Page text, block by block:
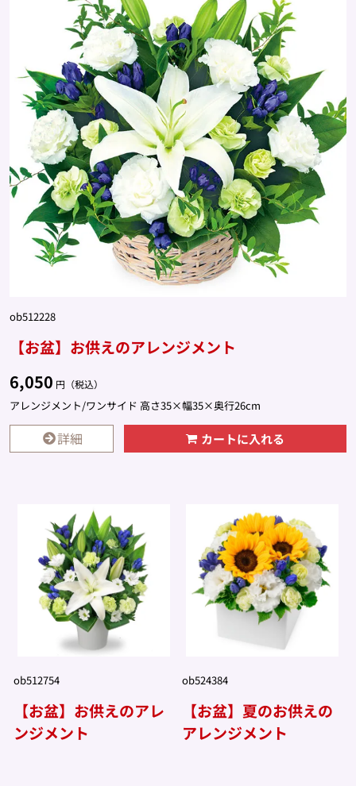
ob512228
【お盆】お供えのアレンジメント
6,050 円（税込）
アレンジメント/ワンサイド 高さ35×幅35×奥行26cm
詳細 カートに入れる
ob512754
【お盆】お供えのアレ
ンジメント
ob524384
【お盆】夏のお供えの
アレンジメント